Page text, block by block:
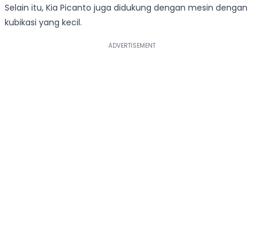
Selain itu, Kia Picanto juga didukung dengan mesin dengan
kubikasi yang kecil.